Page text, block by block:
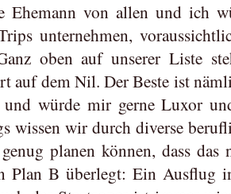
Ehemann von allen und ich
unternehmen,
oben auf unserer Liste
auf dem Nil. Der Beste ist
würde mir gerne Luxor
wissen wir durch diverse
planen können, dass das
Plan B überlegt: Ein Ausflug